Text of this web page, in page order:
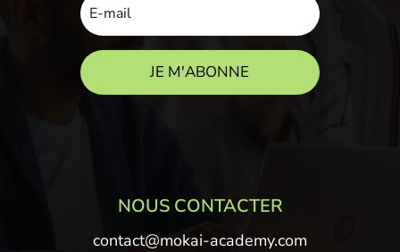
JE M'ABONNE
NOUS CONTACTER
contact@mokai-academy.com